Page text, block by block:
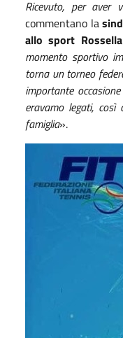
Ricevuto, per aver
commentano la
allo sport
momento sportivo
torna un torneo
importante
eravamo legati,
famiglia».